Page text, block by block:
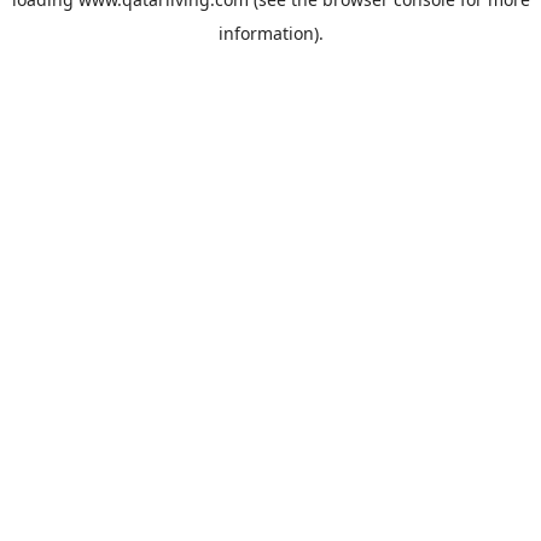
information).